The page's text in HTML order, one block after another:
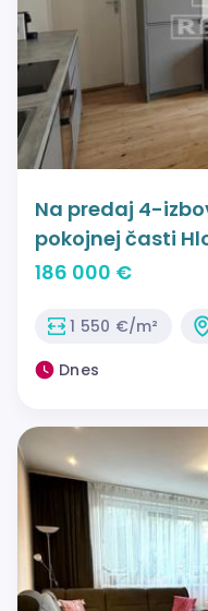
Na predaj 4-
pokojnej časti
186 000 €
1 550 €/m²
Dnes